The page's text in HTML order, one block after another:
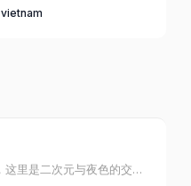
vietnam
欢迎进入动画成人电影院，这里是二次元与夜色的交汇点。